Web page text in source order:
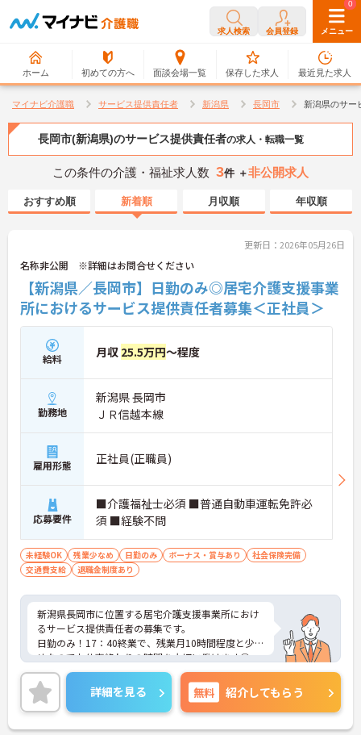
求人検索 会員登録 メニュー
ホーム 初めての方へ 面談会場一覧
0
保存した求人
0
最近見た求人
マイナビ介護職 サービス提供責任者 新潟県 長岡市 新潟県のサー
長岡市(新潟県)のサービス提供責任者の求人・転職一覧
この条件の介護・福祉求人数 3件 ＋非公開求人
おすすめ順 新着順 月収順 年収順
更新日：2026年05月26日
名称非公開 ※詳細はお問合せください
【新潟県／長岡市】日勤のみ◎居宅介護支援事業
所におけるサービス提供責任者募集＜正社員＞
給料 月収 25.5万円～程度
勤務地
新潟県 長岡市
ＪＲ信越本線
雇用形態 正社員(正職員)
応募要件
■介護福祉士必須 ■普通自動車運転免許必
須 ■経験不問
未経験OK 残業少なめ 日勤のみ ボーナス・賞与あり
社会保険完備
交通費支給
退職金制度あり
新潟県長岡市に位置する居宅介護支援事業所におけ
るサービス提供責任者の募集です。
日勤のみ！17：40終業で、残業月10時間程度と少な
めなのでお仕事終わりの時間を大切に働けます◎
育児休業・介護休業・看護休暇取得実績あり！長く
勤めやすい環境が整っています♪
ご興味のある方には面接ポイントをお伝えしますの
で、お気軽にお問い合わせください！
詳細を見る 無料 紹介してもらう